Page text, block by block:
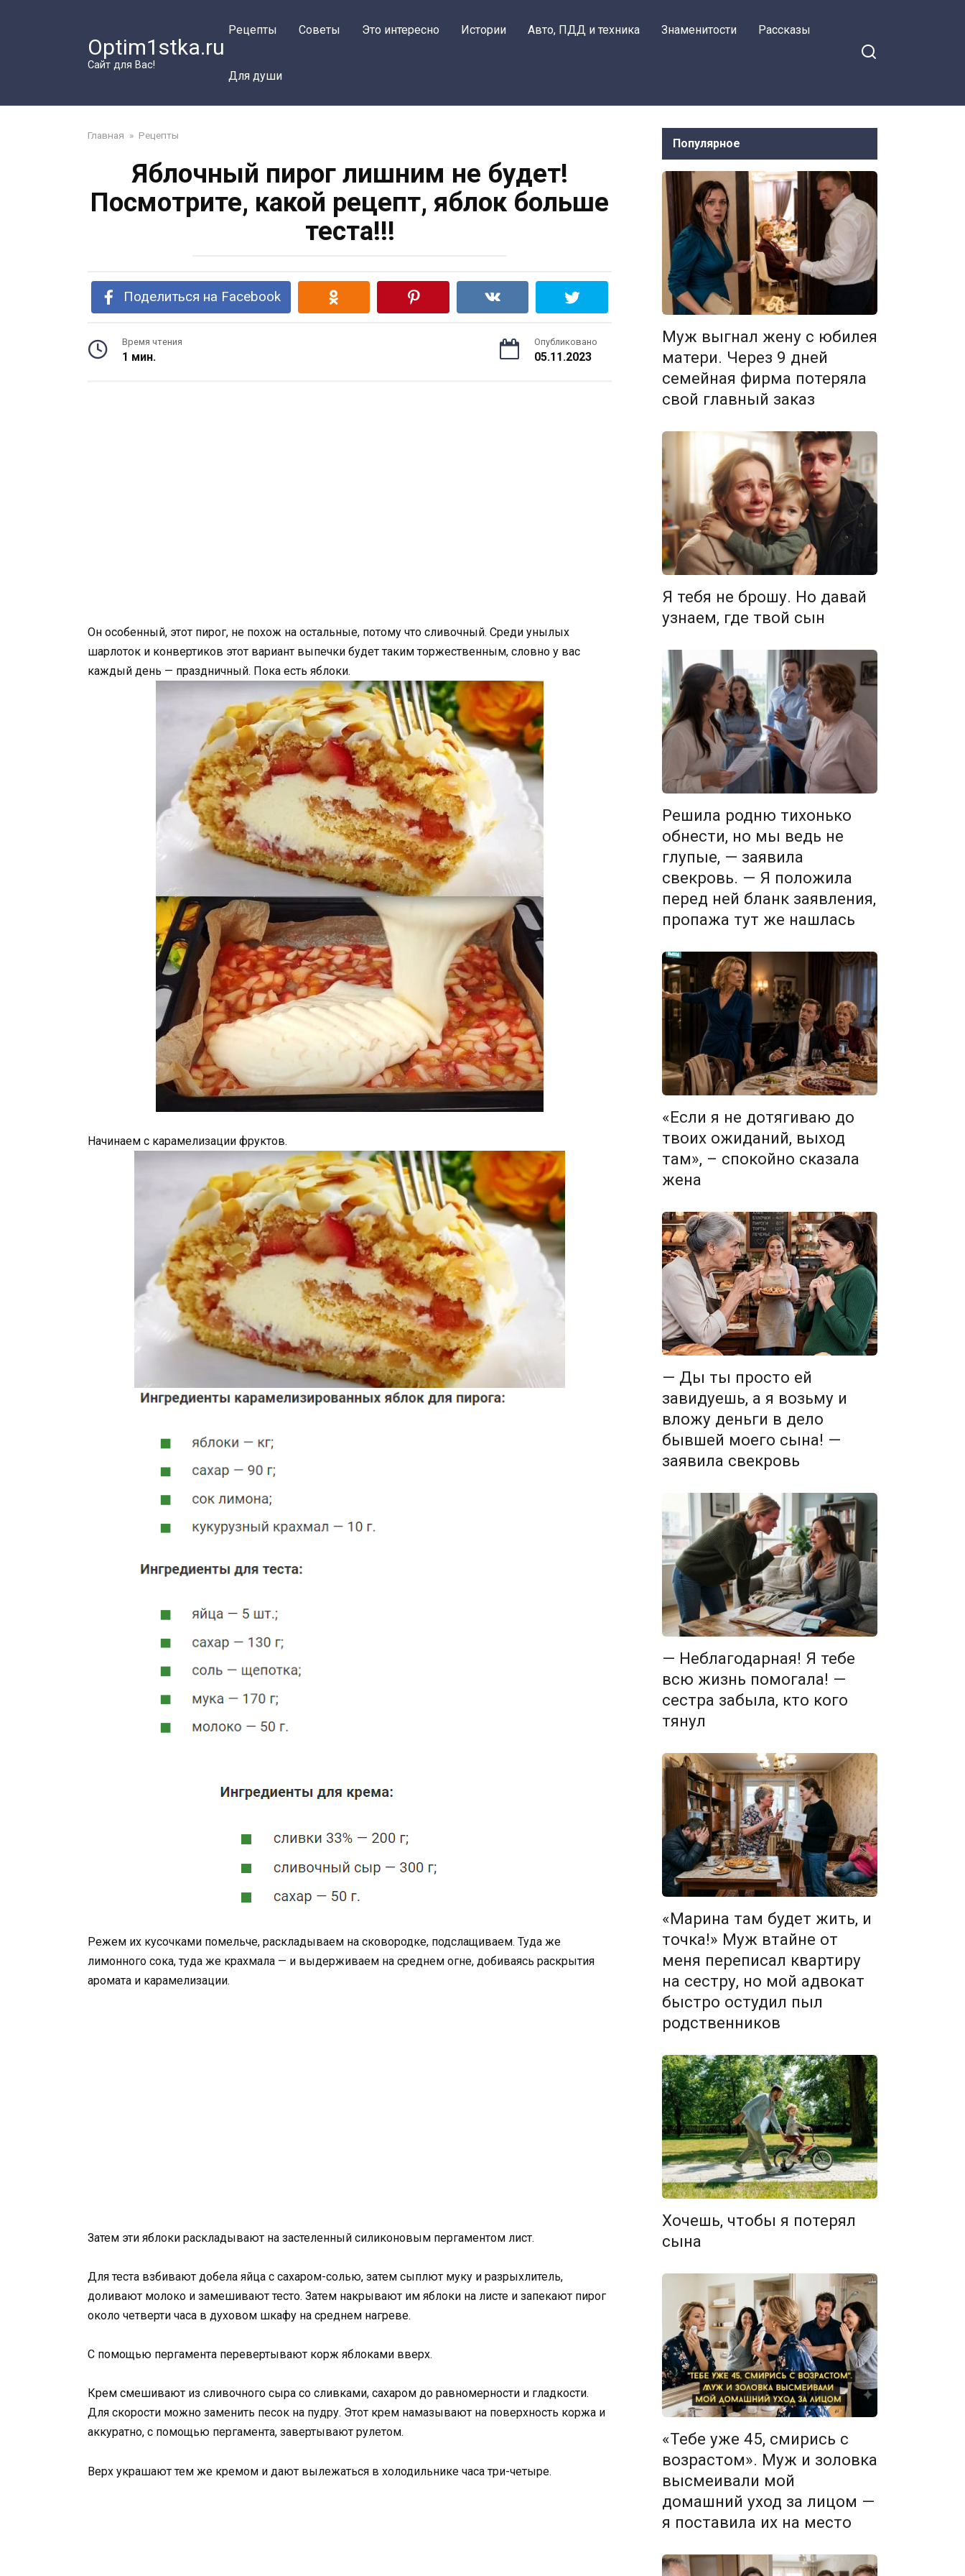
Optim1stka.ru
Сайт для Вас!
Рецепты Советы Это интересно Истории Авто, ПДД и техника Знаменитости Рассказы
Для души
Главная » Рецепты
Яблочный пирог лишним не будет!
Посмотрите, какой рецепт, яблок больше
теста!!!
Поделиться на Facebook
Время чтения
1 мин.
Опубликовано
05.11.2023
Он особенный, этот пирог, не похож на остальные, потому что сливочный. Среди унылых
шарлоток и конвертиков этот вариант выпечки будет таким торжественным, словно у вас
каждый день — праздничный. Пока есть яблоки.
Начинаем с карамелизации фруктов.
Режем их кусочками помельче, раскладываем на сковородке, подслащиваем. Туда же
лимонного сока, туда же крахмала — и выдерживаем на среднем огне, добиваясь раскрытия
аромата и карамелизации.
Затем эти яблоки раскладывают на застеленный силиконовым пергаментом лист.
Для теста взбивают добела яйца с сахаром-солью, затем сыплют муку и разрыхлитель,
доливают молоко и замешивают тесто. Затем накрывают им яблоки на листе и запекают пирог
около четверти часа в духовом шкафу на среднем нагреве.
С помощью пергамента перевертывают корж яблоками вверх.
Крем смешивают из сливочного сыра со сливками, сахаром до равномерности и гладкости.
Для скорости можно заменить песок на пудру. Этот крем намазывают на поверхность коржа и
аккуратно, с помощью пергамента, завертывают рулетом.
Верх украшают тем же кремом и дают вылежаться в холодильнике часа три-четыре.
Популярное
Муж выгнал жену с юбилея
матери. Через 9 дней
семейная фирма потеряла
свой главный заказ
Я тебя не брошу. Но давай
узнаем, где твой сын
Решила родню тихонько
обнести, но мы ведь не
глупые, — заявила
свекровь. — Я положила
перед ней бланк заявления,
пропажа тут же нашлась
«Если я не дотягиваю до
твоих ожиданий, выход
там», – спокойно сказала
жена
— Ды ты просто ей
завидуешь, а я возьму и
вложу деньги в дело
бывшей моего сына! —
заявила свекровь
— Неблагодарная! Я тебе
всю жизнь помогала! —
сестра забыла, кто кого
тянул
«Марина там будет жить, и
точка!» Муж втайне от
меня переписал квартиру
на сестру, но мой адвокат
быстро остудил пыл
родственников
Хочешь, чтобы я потерял
сына
«Тебе уже 45, смирись с
возрастом». Муж и золовка
высмеивали мой
домашний уход за лицом —
я поставила их на место